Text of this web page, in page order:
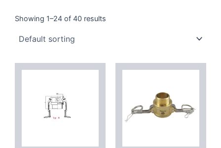
Showing 1–24 of 40 results